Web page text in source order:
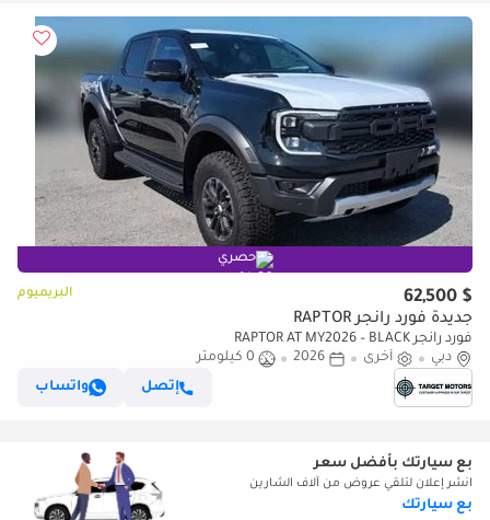
حصري
$ 62,500 البريميوم
جديدة فورد رانجر RAPTOR
فورد رانجر RAPTOR AT MY2026 – BLACK
دبي
أخرى 2026
0 كيلومتر
إتصل
واتساب
بع سيارتك بأفضل سعر
انشر إعلان لتلقي عروض من آلاف الشارين
بع سيارتك